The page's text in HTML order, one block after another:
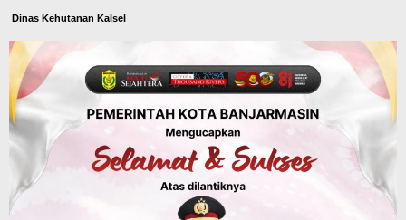
Dinas Kehutanan Kalsel
Tahura Sultan Adam Sempat Alami
Kebakaran Lahan, Api Berhasil
Dipadamkan, Kadishut Kalsel
Memimpin Langsung Aksi di Lapangan
Agustus 6, 2026
Advertorial